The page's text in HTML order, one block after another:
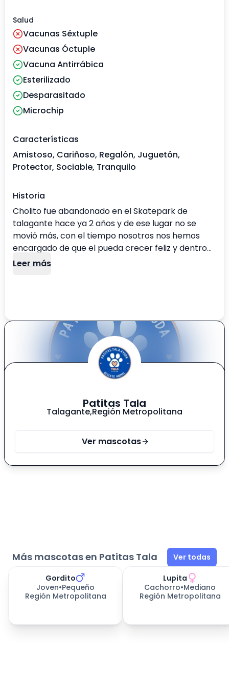
Salud
Vacunas Séxtuple
Vacunas Óctuple
Vacuna Antirrábica
Esterilizado
Desparasitado
Microchip
Características
Amistoso, Cariñoso, Regalón, Juguetón,
Protector, Sociable, Tranquilo
Historia
Cholito fue abandonado en el Skatepark de
talagante hace ya 2 años y de ese lugar no se
movió más, con el tiempo nosotros nos hemos
encargado de que el pueda crecer feliz y dentro
de lo que cabe en su situación seguro, hasta la
desparacitaciones al día. El es un bebe en un
cuerpo grandote y solo espera encontrar una
familia para llenarlos de amor y alegrías ❤️‍🩹🐾🐶
Leer más
Patitas Tala
Talagante,Región Metropolitana
Ver mascotas
Más mascotas en Patitas Tala Ver todas
días esperando
Gordito
Joven•Pequeño
Región Metropolitana
días esperando
Lupita
Cachorro•Mediano
Región Metropolitana